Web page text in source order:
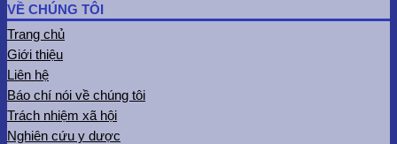
VỀ CHÚNG TÔI
Trang chủ
Giới thiệu
Liên hệ
Báo chí nói về chúng tôi
Trách nhiệm xã hội
Nghiên cứu y dược